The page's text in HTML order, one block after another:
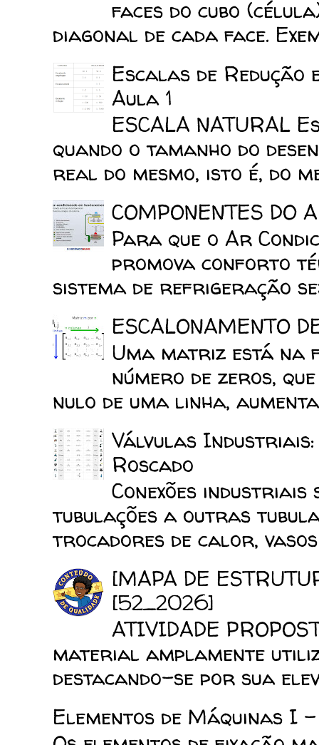
faces do cubo
diagonal de cada face.
Escalas de
Aula 1
ESCALA
quando o tamanho do
real do mesmo, isto é, do
COMPONENTES DO
Para que o Ar
promova conforto
sistema de refrigeração
ESCALONAMENTO
Uma matriz está na
número de zeros,
nulo de uma linha,
Válvulas Industriais:
Roscado
Conexões
tubulações a outras
trocadores de calor, vasos
[MAPA DE
[52_2026]
ATIVIDADE
material amplamente
destacando-se por sua
Elementos de Máquinas I